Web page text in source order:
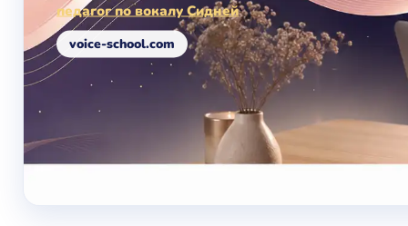
педагог по вокалу Сидней
voice-school.com